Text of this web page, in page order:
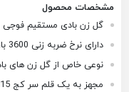
مشخصات محصول
گل زن بادی مستقیم
دارای نرخ ضربه زنی 3600 بار در دقیقه
نوعی خاص از گل زن های
مجهز به یک قلم سر کج 115 درجه با کارایی بالا